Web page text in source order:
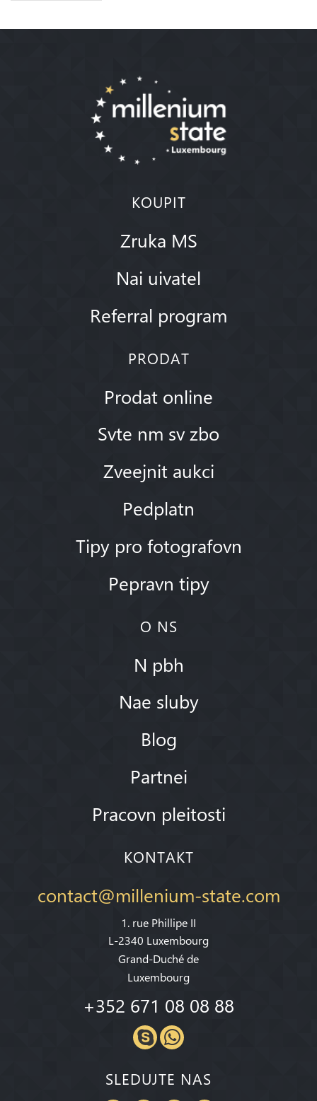
KOUPIT
Zruka MS
Nai uivatel
Referral program
PRODAT
Prodat online
Svte nm sv zbo
Zveejnit aukci
Pedplatn
Tipy pro fotografovn
Pepravn tipy
O NS
N pbh
Nae sluby
Blog
Partnei
Pracovn pleitosti
KONTAKT
contact@millenium-state.com
1. rue Phillipe II
L-2340 Luxembourg
Grand-Duché de
Luxembourg
+352 671 08 08 88
SLEDUJTE NAS